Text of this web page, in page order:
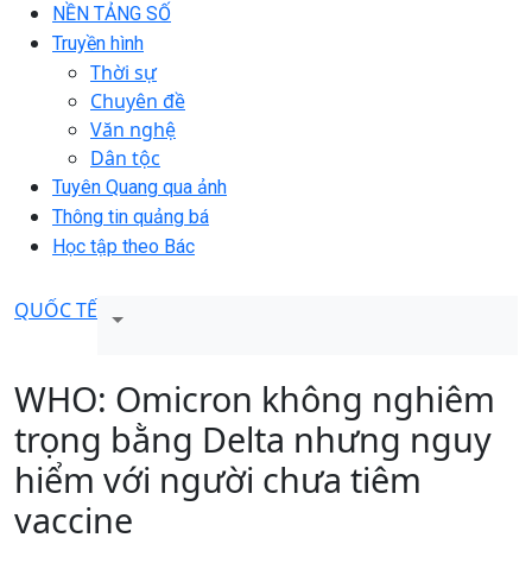
NỀN TẢNG SỐ
Truyền hình
Thời sự
Chuyên đề
Văn nghệ
Dân tộc
Tuyên Quang qua ảnh
Thông tin quảng bá
Học tập theo Bác
QUỐC TẾ
WHO: Omicron không nghiêm
trọng bằng Delta nhưng nguy
hiểm với người chưa tiêm
vaccine